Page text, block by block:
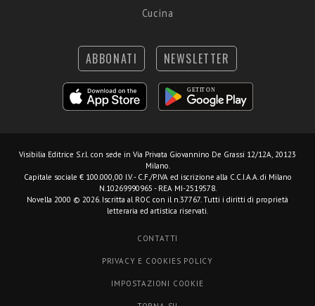
Cucina
ABBONATI NEWSLETTER
Visibilia Editrice S.r.l. con sede in Via Privata Giovannino De Grassi 12/12A, 20123
Milano.
Capitale sociale € 100.000,00 I.V. - C.F./P.IVA ed iscrizione alla C.C.I.A.A. di Milano
N.10269990965 - REA MI-2519578.
Novella 2000 © 2026. Iscritta al ROC con il n.37767. Tutti i diritti di proprietà
letteraria ed artistica riservati.
CONTATTI
PRIVACY E COOKIES POLICY
IMPOSTAZIONI COOKIE